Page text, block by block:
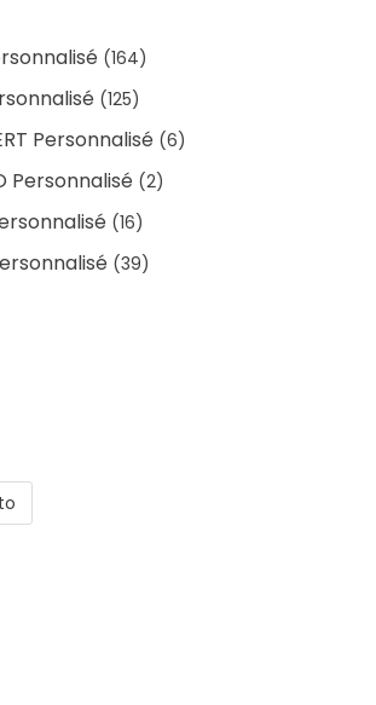
(164)
(125)
Personnalisé (6)
Personnalisé (2)
(16)
(39)